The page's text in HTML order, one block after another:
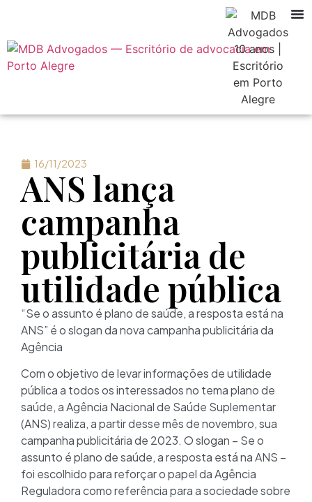
16/11/2023
ANS lança
campanha
publicitária de
utilidade pública
“Se o assunto é plano de saúde, a resposta está na
ANS” é o slogan da nova campanha publicitária da
Agência
Com o objetivo de levar informações de utilidade
pública a todos os interessados no tema plano de
saúde, a Agência Nacional de Saúde Suplementar
(ANS) realiza, a partir desse mês de novembro, sua
campanha publicitária de 2023. O slogan – Se o
assunto é plano de saúde, a resposta está na ANS –
foi escolhido para reforçar o papel da Agência
Reguladora como referência para a sociedade sobre